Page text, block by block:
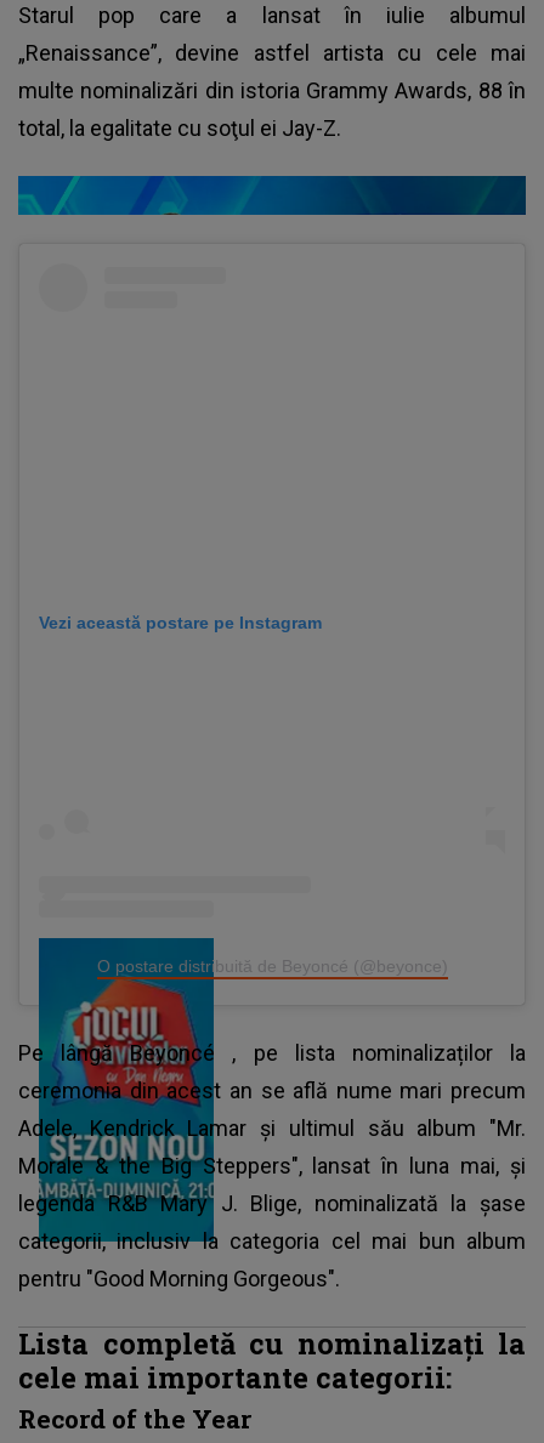
Starul pop care a lansat în iulie albumul
„Renaissance”, devine astfel artista cu cele mai
multe nominalizări din istoria Grammy Awards, 88 în
total, la egalitate cu soţul ei Jay-Z.
Vezi această postare pe Instagram
O postare distribuită de Beyoncé (@beyonce)
Pe lângăBeyoncé , pe lista nominalizaților la
ceremonia din acest an se află nume mari precum
Adele, Kendrick Lamar și ultimul său album "Mr.
Morale & the Big Steppers", lansat în luna mai, și
legenda R&B Mary J. Blige, nominalizată la șase
categorii, inclusiv la categoria cel mai bun album
pentru "Good Morning Gorgeous".
Lista completă cu nominalizaţi la
cele mai importante categorii:
Record of the Year